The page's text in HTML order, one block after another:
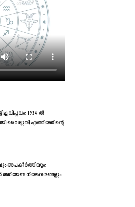
വിപ്ലവം; 1934-ൽ
വൈദ്യുതി എത്തിയതിന്റെ
അപകീർത്തിയും;
അറിയേണ്ട നിയമവശങ്ങളും